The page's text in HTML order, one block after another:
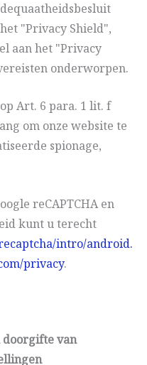
"Privacy Shield",
aan het "Privacy
onderworpen.
Art. 6 para. 1 lit. f
om onze website te
spionage,
reCAPTCHA en
kunt u terecht
intro/android.
privacy.
van